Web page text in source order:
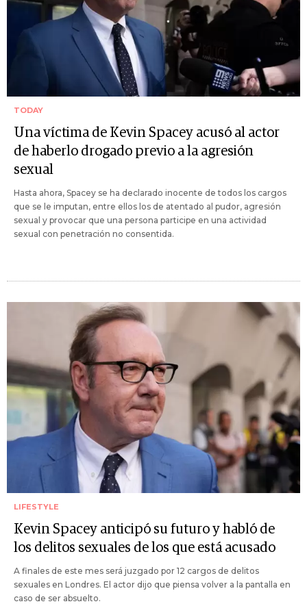
TODAY
Una víctima de Kevin Spacey acusó al actor
de haberlo drogado previo a la agresión
sexual
Hasta ahora, Spacey se ha declarado inocente de todos los cargos
que se le imputan, entre ellos los de atentado al pudor, agresión
sexual y provocar que una persona participe en una actividad
sexual con penetración no consentida.
LIFESTYLE
Kevin Spacey anticipó su futuro y habló de
los delitos sexuales de los que está acusado
A finales de este mes será juzgado por 12 cargos de delitos
sexuales en Londres. El actor dijo que piensa volver a la pantalla en
caso de ser absuelto.